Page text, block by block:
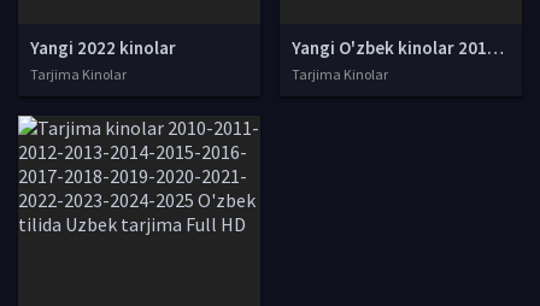
Yangi 2022 kinolar
Tarjima Kinolar
Yangi O'zbek kinolar 2010-2011-2012-2013-2014-2015-2016-2017-2018-2019-2020-2021-2022-2023-2024-2025 O'zbek tilida Uzbek tarjima Full HD
Tarjima Kinolar